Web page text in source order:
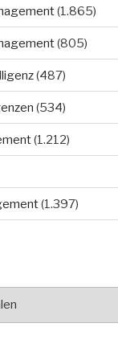
(1.865)
(805)
(487)
(534)
(1.212)
(1.397)